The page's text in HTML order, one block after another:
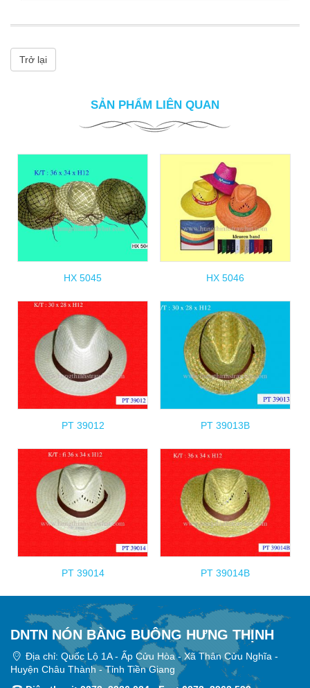
Trở lại
SẢN PHẨM LIÊN QUAN
HX 5045 HX 5046
PT 39012 PT 39013B
PT 39014 PT 39014B
DNTN NÓN BÀNG BUÔNG HƯNG THỊNH
Địa chỉ: Quốc Lộ 1A - Ấp Cửu Hòa - Xã Thân Cửu Nghĩa -
Huyện Châu Thành - Tỉnh Tiền Giang